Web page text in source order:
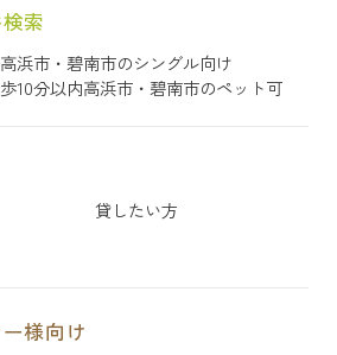
索
高浜市・碧南市のシングル向け
10分以内高浜市・碧南市のペット可
貸したい方
様向け